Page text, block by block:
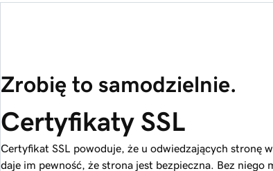
Zrobię to samodzielnie.
Certyfikaty SSL
Certyfikat SSL powoduje, że u odwiedzających stronę
daje im pewność, że strona jest bezpieczna. Bez